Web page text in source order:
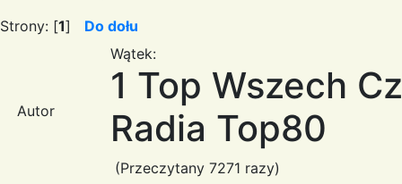
Strony: [1] Do dołu
Autor
Wątek:
1 Top Wszech
Radia Top80
(Przeczytany 7271 razy)